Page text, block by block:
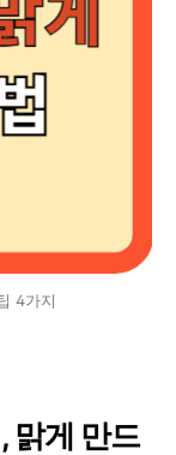
4가지
맑게 만드